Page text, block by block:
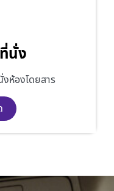
นั่ง
ห้องโดยสาร